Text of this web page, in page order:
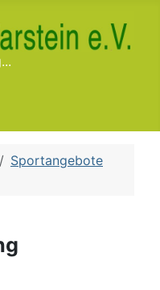
Sportangebote